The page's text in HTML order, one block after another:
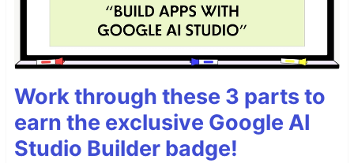
Work through these 3 parts to
earn the exclusive Google AI
Studio Builder badge!